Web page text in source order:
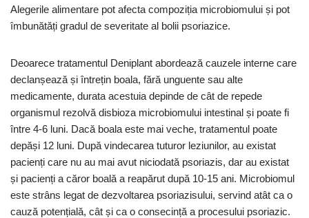
Alegerile alimentare pot afecta compoziția microbiomului și pot
îmbunătăți gradul de severitate al bolii psoriazice.
Deoarece tratamentul Deniplant abordează cauzele interne care
declanșează și întrețin boala, fără unguente sau alte
medicamente, durata acestuia depinde de cât de repede
organismul rezolvă disbioza microbiomului intestinal și poate fi
între 4-6 luni. Dacă boala este mai veche, tratamentul poate
depăși 12 luni. După vindecarea tuturor leziunilor, au existat
pacienți care nu au mai avut niciodată psoriazis, dar au existat
și pacienți a căror boală a reapărut după 10-15 ani. Microbiomul
este strâns legat de dezvoltarea psoriazisului, servind atât ca o
cauză potențială, cât și ca o consecință a procesului psoriazic.